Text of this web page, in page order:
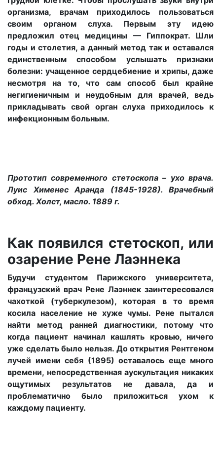
организма, врачам приходилось пользоваться
своим органом слуха. Первым эту идею
предложил отец медицины — Гиппократ. Шли
годы и столетия, а данный метод так и оставался
единственным способом услышать признаки
болезни: учащенное сердцебиение и хрипы, даже
несмотря на то, что сам способ был крайне
негигиеничным и неудобным для врачей, ведь
прикладывать свой орган слуха приходилось к
инфекционным больным.
Прототип современного стетоскопа – ухо врача.
Луис Хименес Аранда (1845-1928). Врачебный
обход. Холст, масло. 1889 г.
Как появился стетоскоп, или
озарение Рене Лаэннека
Будучи студентом Парижского университета,
французский врач Рене Лаэннек заинтересовался
чахоткой (туберкулезом), которая в то время
косила население не хуже чумы. Рене пытался
найти метод ранней диагностики, потому что
когда пациент начинал кашлять кровью, ничего
уже сделать было нельзя. До открытия Рентгеном
лучей имени себя (1895) оставалось еще много
времени, непосредственная аускультация никаких
ощутимых результатов не давала, да и
проблематично было приложиться ухом к
каждому пациенту.